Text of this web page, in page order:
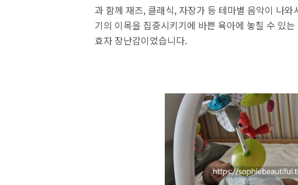
과 함께 재즈, 클래식, 자장가 등 테마별 음악이 나
기의 이목을 집중시키기에 바쁜 육아에 놓칠 수 있
효자 장난감이었습니다.